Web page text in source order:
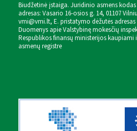
Biudžetinė įstaiga. Juridinio asmens kodas
adresas: Vasario 16-osios g. 14, 01107
vmi@vmi.lt, E. pristatymo dėžutės adresas
Duomenys apie Valstybinę mokesčių
Respublikos finansų ministerijos
asmenų registre